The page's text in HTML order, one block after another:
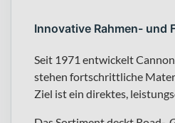
Innovative Rahmen- und
Seit 1971 entwickelt
stehen fortschrittliche
Ziel ist ein direktes,